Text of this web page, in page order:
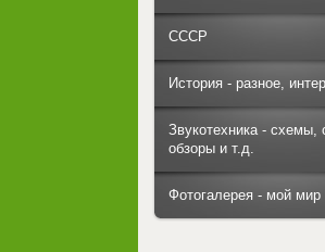
СССР
История - разное,
Звукотехника - схемы,
обзоры и т.д.
Фотогалерея - мой мир